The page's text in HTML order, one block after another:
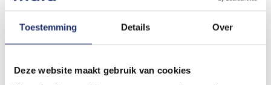
Toestemming Details Over
Deze website maakt gebruik van cookies
N
Focus op wat echt belangrijk Is
maken over verzekeringen en meer